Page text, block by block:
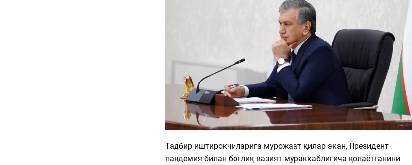
Тадбир иштирокчиларига мурожаат қилар экан, Президент
пандемия билан боғлиқ вазият мураккаблигича қолаётганини